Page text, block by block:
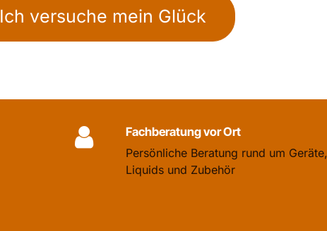
Ich versuche mein Glück
Fachberatung vor Ort
Persönliche Beratung rund um Geräte,
Liquids und Zubehör